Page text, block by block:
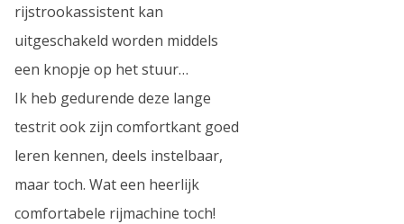
rijstrookassistent kan
uitgeschakeld worden middels
een knopje op het stuur…
Ik heb gedurende deze lange
testrit ook zijn comfortkant goed
leren kennen, deels instelbaar,
maar toch. Wat een heerlijk
comfortabele rijmachine toch!